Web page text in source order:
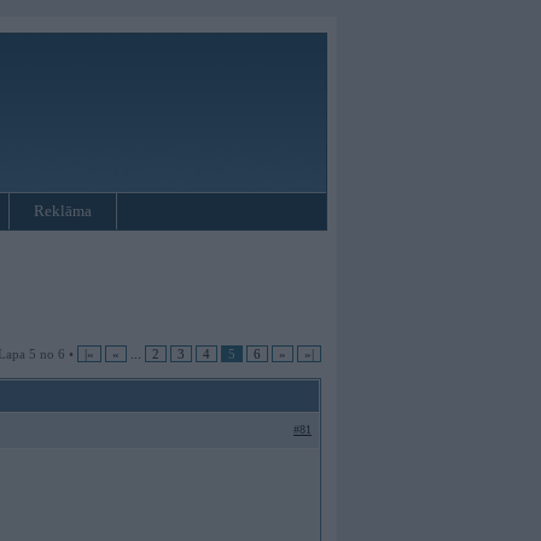
Reklāma
5 no 6 • |« « 2 3 4 5 6 » »|
#81